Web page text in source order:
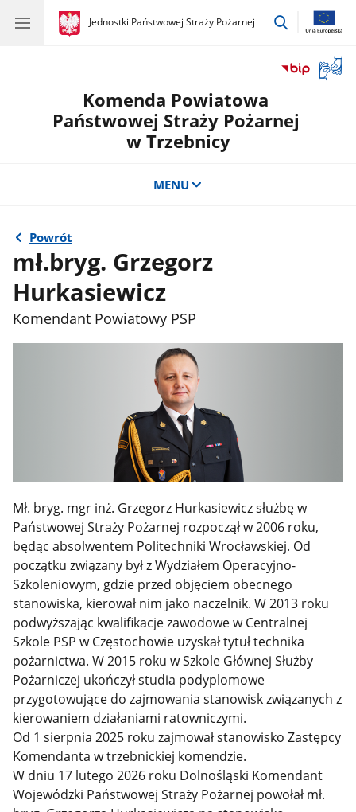
gov.pl
Jednostki Państwowej Straży Pożarnej
gov.pl
Jednostki
przejdź
okno
Komenda Powiatowa
Państwowej Straży Pożarnej
w Trzebnicy
MENU
Powrót
mł.bryg. Grzegorz
Hurkasiewicz
Komendant Powiatowy PSP
Mł. bryg. mgr inż. Grzegorz Hurkasiewicz służbę w
Państwowej Straży Pożarnej rozpoczął w 2006 roku,
będąc absolwentem Politechniki Wrocławskiej. Od
początku związany był z Wydziałem Operacyjno-
Szkoleniowym, gdzie przed objęciem obecnego
stanowiska, kierował nim jako naczelnik. W 2013 roku
podwyższając kwalifikacje zawodowe w Centralnej
Szkole PSP w Częstochowie uzyskał tytuł technika
pożarnictwa. W 2015 roku w Szkole Głównej Służby
Pożarniczej ukończył studia podyplomowe
przygotowujące do zajmowania stanowisk związanych z
kierowaniem działaniami ratowniczymi.
Od 1 sierpnia 2025 roku zajmował stanowisko Zastępcy
Komendanta w trzebnickiej komendzie.
W dniu 17 lutego 2026 roku Dolnośląski Komendant
Wojewódzki Państwowej Straży Pożarnej powołał mł.